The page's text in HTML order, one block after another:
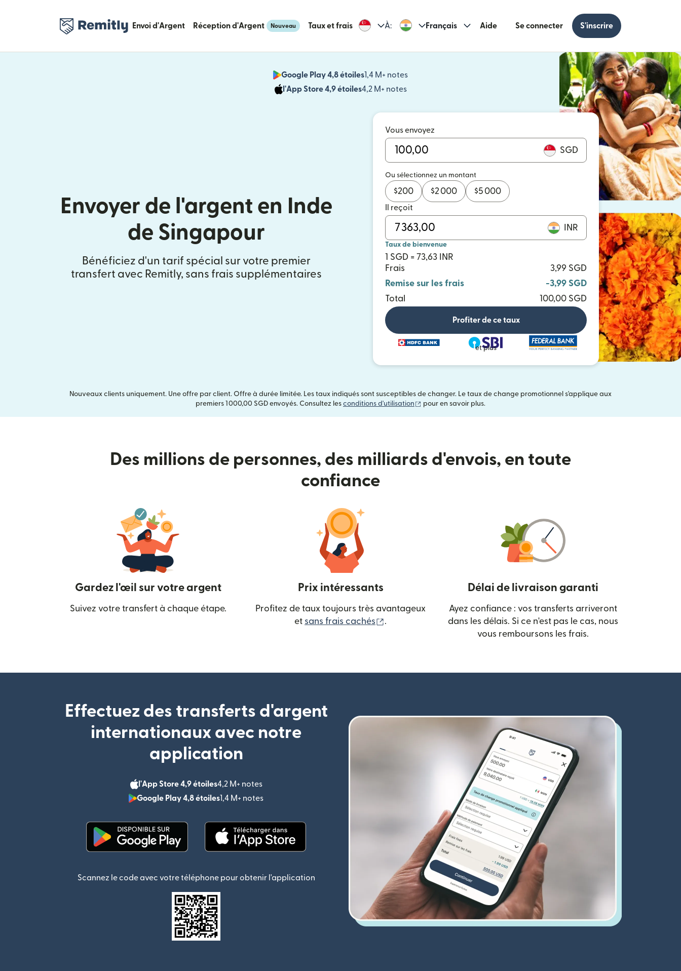
Envoi d'Argent Réception d'Argent Nouveau Taux et frais À: Français Aide Se connecter S'inscrire
Google Play 4,8 étoiles1,4 M+ notes
l'App Store 4,9 étoiles4,2 M+ notes
(s'ouvre dans une nouvelle fenêtre)
Envoyer de l'argent en Inde
de Singapour
Bénéficiez d'un tarif spécial sur votre premier
transfert avec Remitly, sans frais supplémentaires
Vous envoyez
SGD
Ou sélectionnez un montant
$200 $2 000 $5 000
Il reçoit
INR
Taux de bienvenue
1 SGD = 73,63 INR
Frais
3,99 SGD
Remise sur les frais
-3,99 SGD
Total
100,00 SGD
Profiter de ce taux
et plus
Nouveaux clients uniquement. Une offre par client. Offre à durée limitée. Les taux indiqués sont susceptibles de changer. Le taux de change promotionnel s'applique aux
premiers 1 000,00 SGD envoyés. Consultez les conditions d'utilisation (s'ouvre dans une nouvelle fenêtre)
pour en savoir plus.
Des millions de personnes, des milliards d'envois, en toute
confiance
Gardez l'œil sur votre argent
Suivez votre transfert à chaque étape.
Prix intéressants
Profitez de taux toujours très avantageux
et sans frais cachés (s'ouvre dans une nouvelle fenêtre)
.
Délai de livraison garanti
Ayez confiance : vos transferts arriveront
dans les délais. Si ce n'est pas le cas, nous
vous remboursons les frais.
Effectuez des transferts d'argent
internationaux avec notre
application
l'App Store 4,9 étoiles4,2 M+ notes
(s'ouvre dans une nouvelle fenêtre)
Google Play 4,8 étoiles1,4 M+ notes
Scannez le code avec votre téléphone pour obtenir l'application